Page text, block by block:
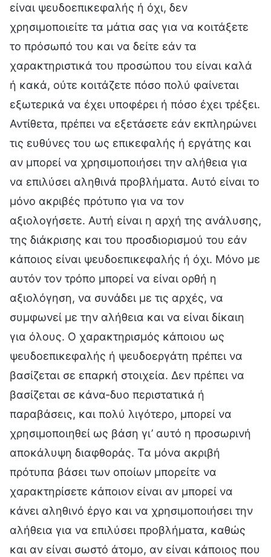
είναι ψευδοεπικεφαλής ή όχι, δεν
χρησιμοποιείτε τα μάτια σας για να κοιτάξετε
το πρόσωπό του και να δείτε εάν τα
χαρακτηριστικά του προσώπου του είναι καλά
ή κακά, ούτε κοιτάζετε πόσο πολύ φαίνεται
εξωτερικά να έχει υποφέρει ή πόσο έχει τρέξει.
Αντίθετα, πρέπει να εξετάσετε εάν εκπληρώνει
τις ευθύνες του ως επικεφαλής ή εργάτης και
αν μπορεί να χρησιμοποιήσει την αλήθεια για
να επιλύσει αληθινά προβλήματα. Αυτό είναι το
μόνο ακριβές πρότυπο για να τον
αξιολογήσετε. Αυτή είναι η αρχή της ανάλυσης,
της διάκρισης και του προσδιορισμού του εάν
κάποιος είναι ψευδοεπικεφαλής ή όχι. Μόνο με
αυτόν τον τρόπο μπορεί να είναι ορθή η
αξιολόγηση, να συνάδει με τις αρχές, να
συμφωνεί με την αλήθεια και να είναι δίκαιη
για όλους. Ο χαρακτηρισμός κάποιου ως
ψευδοεπικεφαλής ή ψευδοεργάτη πρέπει να
βασίζεται σε επαρκή στοιχεία. Δεν πρέπει να
βασίζεται σε κάνα-δυο περιστατικά ή
παραβάσεις, και πολύ λιγότερο, μπορεί να
χρησιμοποιηθεί ως βάση γι’ αυτό η προσωρινή
αποκάλυψη διαφθοράς. Τα μόνα ακριβή
πρότυπα βάσει των οποίων μπορείτε να
χαρακτηρίσετε κάποιον είναι αν μπορεί να
κάνει αληθινό έργο και να χρησιμοποιήσει την
αλήθεια για να επιλύσει προβλήματα, καθώς
και αν είναι σωστό άτομο, αν είναι κάποιος που